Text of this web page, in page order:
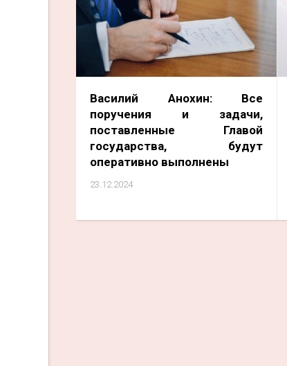
Василий Анохин: Все
поручения и задачи,
поставленные Главой
государства, будут
оперативно выполнены
23.12.2024